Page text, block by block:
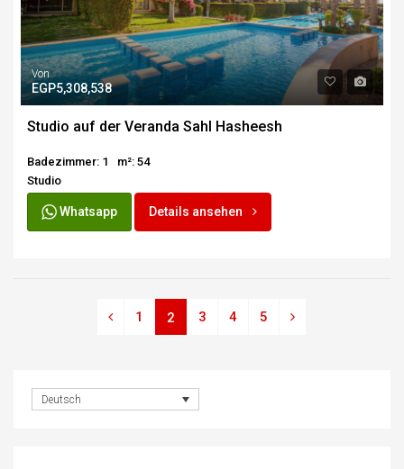
Von
EGP5,308,538
Studio auf der Veranda Sahl Hasheesh
Badezimmer: 1
m²: 54
Studio
Whatsapp Details ansehen
1 2 3 4 5
Deutsch